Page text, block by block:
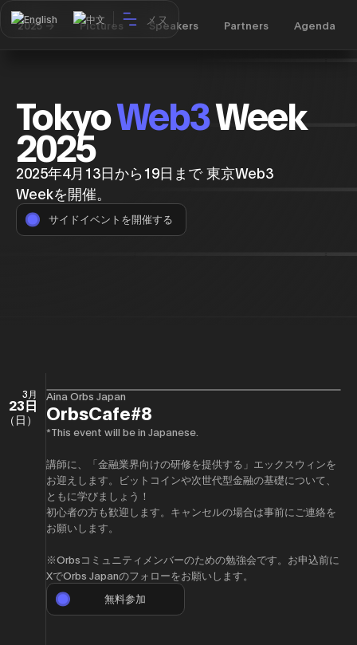
English 中文 メヌ
2025 -> Pictures Speakers Partners Agenda
TokyoWeb3Week
2025
2025年4月13日から19日まで 東京Web3
Weekを開催。
サイドイベントを開催する
3月
23日
（日）
Aina Orbs Japan
OrbsCafe#8
*This event will be in Japanese.
講師に、「金融業界向けの研修を提供する」エックスウィンを
お迎えします。ビットコインや次世代型金融の基礎について、
ともに学びましょう！
初心者の方も歓迎します。キャンセルの場合は事前にご連絡を
お願いします。
​※Orbsコミュニティメンバーのための勉強会です。お申込前に
XでOrbs Japanのフォローをお願いします。
無料参加